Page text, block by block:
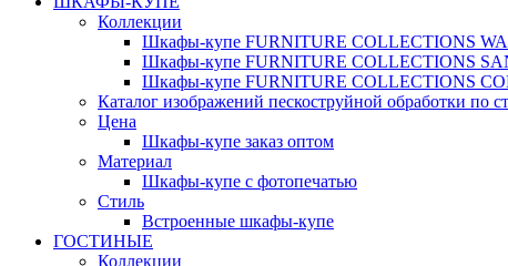
Коллекции
Шкафы-купе FURNITURE COLLECTIONS
Шкафы-купе FURNITURE COLLECTIONS
Шкафы-купе FURNITURE COLLECTIONS
Каталог изображений пескоструйной обработки по
Цена
Шкафы-купе заказ оптом
Материал
Шкафы-купе с фотопечатью
Стиль
Встроенные шкафы-купе
ГОСТИНЫЕ
Коллекции